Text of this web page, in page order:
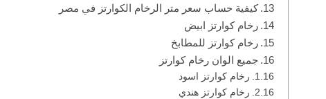
كيفية حساب سعر متر الرخام الكوارتز في مصر
رخام كوارتز ابيض
رخام كوارتز للمطابخ
جميع الوان رخام كوارتز
رخام كوارتز اسود
رخام كوارتز هندي